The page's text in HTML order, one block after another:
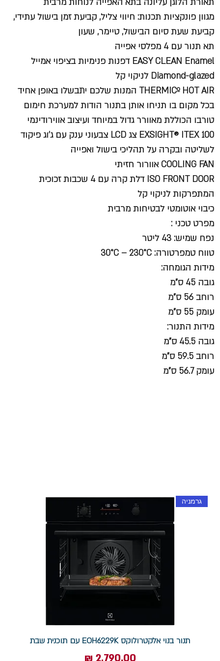
מגוון פונקציות תכנות: חיווי צליל, קביעת זמן בישול עתידי,
קביעת שעת סיום הבישול, טיימר, שעון
תא תנור עם 4 מפלסי אפייה
EASY CLEAN Enamel דפנות פנימיות בציפוי אמייל
Diamond-glazed לניקוי קל
THERMICº HOT AIR המנות שלכם יתבשלו באופן אחיד
בכל מקום בו תניחו אותן בתנור הודות למערכת חימום
טורבו הכוללת מאוורר גדול במיוחד ועיצוב אווירודינמי
EXSIGHT® ITEX 100 צג LCD צבעוני ענק עם ג'וג פיקוד
לשליטה ובקרה על תהליכי בישול ואפייה
COOLING FAN אוורור חזיתי
ISO FRONT DOOR דלת קרה עם 4 שכבות זכוכית
המתפרקות לניקוי קל
כיבוי אוטומטי לבטיחות מרבית
מפרט טכני :
נפח שמיש: 43 ליטר
טווח טמפרטורה: 30°C – 230°C
מידות הגומחה:
גובה 45 ס"מ
רוחב 56 ס"מ
עומק 55 ס"מ
מידות התנור:
גובה 45.5 ס"מ
רוחב 59.5 ס"מ
עומק 56.7 ס"מ
גרמניה
תנור בנוי אלקטרולוקס EOH6229K עם תוכנית שבת
מחיר